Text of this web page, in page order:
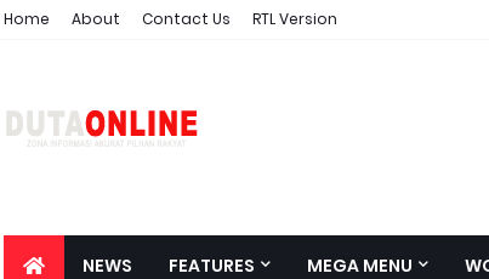
Home About Contact Us RTL Version
NEWS FEATURES MEGA MENU